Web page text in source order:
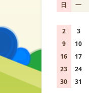
日 一
2
3
9
10
16
17
23
24
30
31